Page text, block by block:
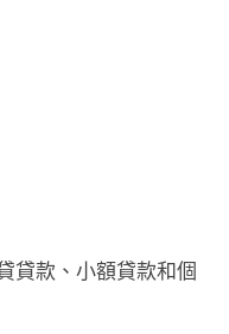
貸款、小額貸款和個